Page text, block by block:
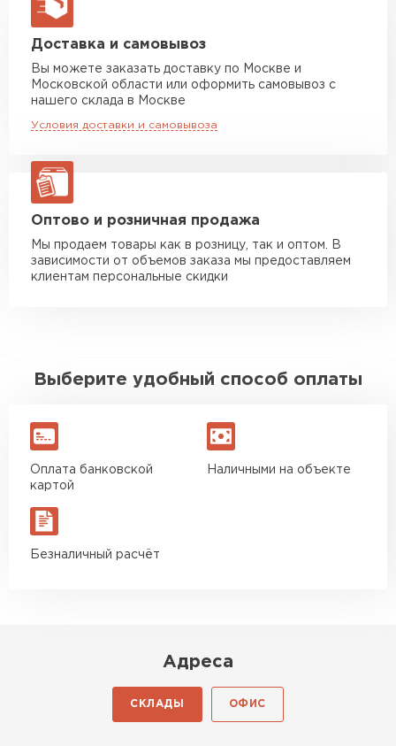
макс. длина груза 13,5 м
Манипулятор до 5 тн
Манипулятор до 10 тн
макс. длина груза 8 м
макс. длина груза 13,5 м
ЗАКАЗАТЬ С ДОСТАВКОЙ
Доставка и самовывоз
Вы можете заказать доставку по Москве и
Московской области или оформить самовывоз с
нашего склада в Москве
Условия доставки и самовывоза
Оптово и розничная продажа
Мы продаем товары как в розницу, так и оптом. В
зависимости от объемов заказа мы предоставляем
клиентам персональные скидки
Выберите удобный способ оплаты
Оплата банковской
картой
Наличными на объекте
Безналичный расчёт
Адреса
СКЛАДЫ ОФИС